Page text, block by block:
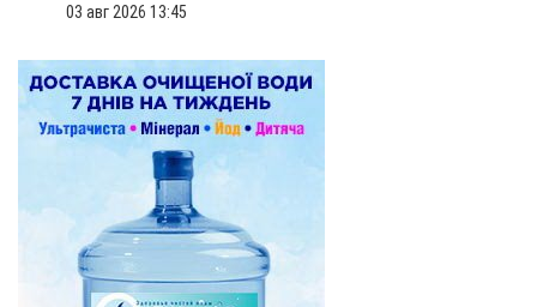
03 авг 2026 13:45